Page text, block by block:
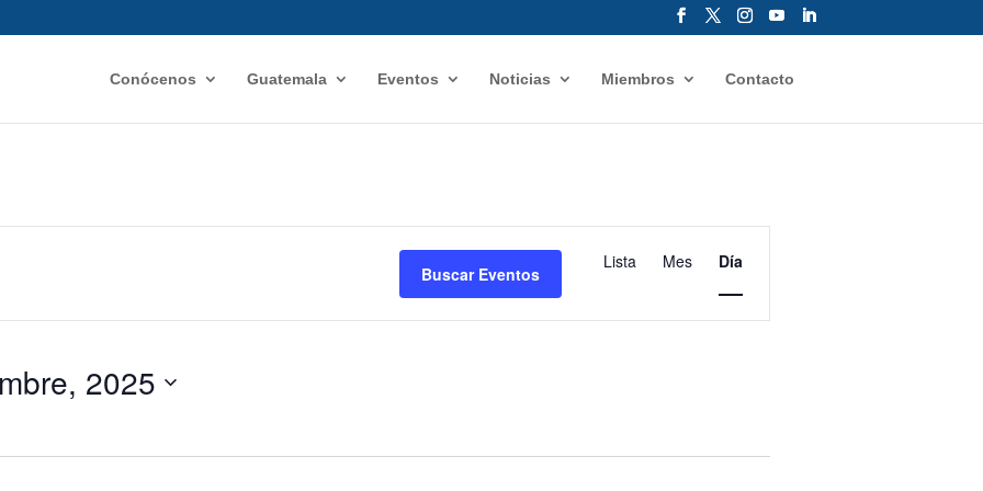
Conócenos Guatemala Eventos Noticias Miembros Contacto
Buscar Eventos
de
Lista Mes Día
2025